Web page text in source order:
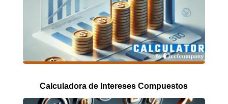
Calculadora de Intereses Compuestos